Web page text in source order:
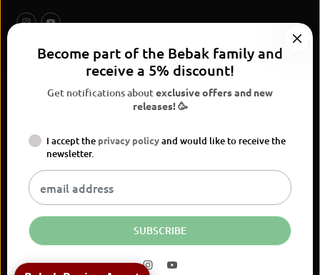
BEBAK Boxing 2026
Widerrufsrecht
Versand
Kontaktinformationen Legal notice
EN EUR
Become part of the Bebak family and
receive a 5% discount!
Get notifications aboutexclusive offers and new
releases! 🥳
I accept the privacy policyand would like to receive the
newsletter.
SUBSCRIBE